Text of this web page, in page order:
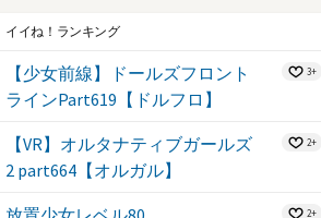
イイね！ランキング
【少女前線】ドールズフロント
ラインPart619【ドルフロ】
3+
【VR】オルタナティブガールズ
2 part664【オルガル】
2+
2+